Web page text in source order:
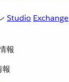
Studio Exchange
報
報